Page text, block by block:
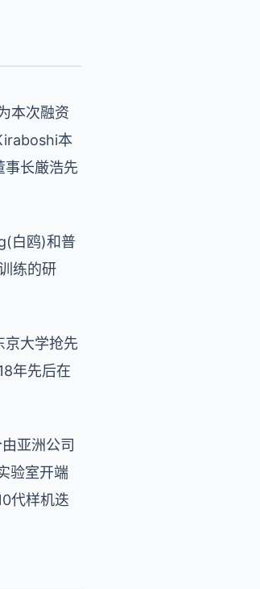
本次融资
本
事长厳浩先
白鸥)和普
练的研
京大学抢先
年先后在
亚洲公司
验室开端
代样机迭